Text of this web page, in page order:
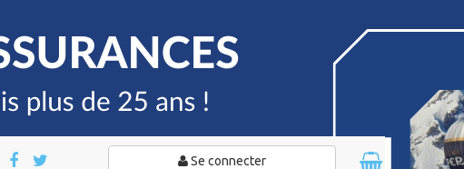
Se connecter